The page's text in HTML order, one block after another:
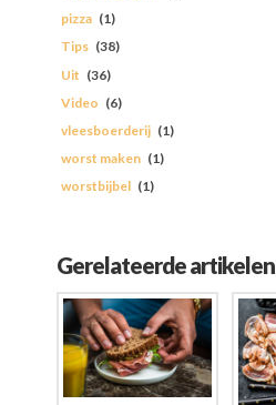
pizza (1)
Tips (38)
Uit (36)
Video (6)
vleesboerderij (1)
worst maken (1)
worstbijbel (1)
Gerelateerde artikelen